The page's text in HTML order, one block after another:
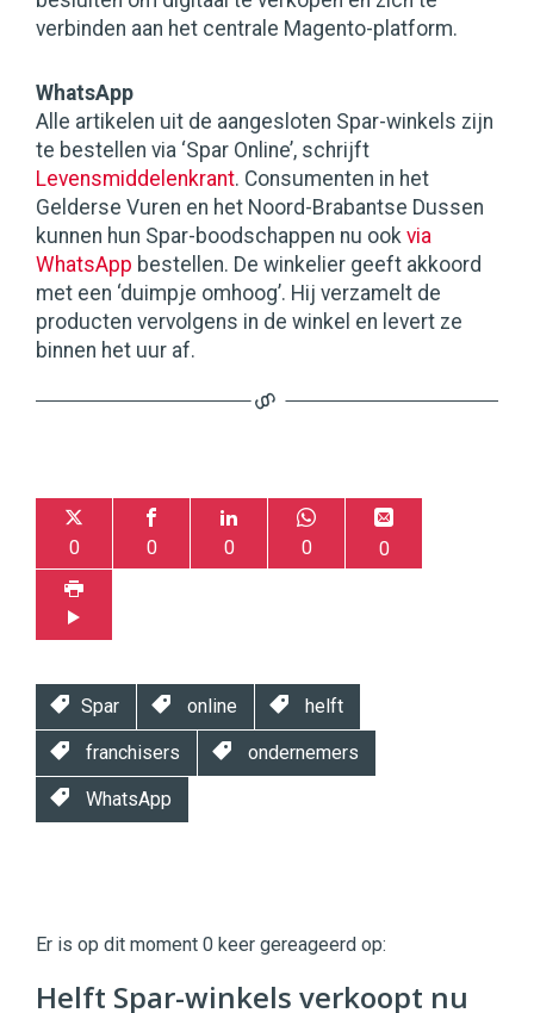
verbinden aan het centrale Magento-platform.
WhatsApp
Alle artikelen uit de aangesloten Spar-winkels zijn
te bestellen via ‘Spar Online’, schrijft
Levensmiddelenkrant. Consumenten in het
Gelderse Vuren en het Noord-Brabantse Dussen
kunnen hun Spar-boodschappen nu ook via
WhatsApp bestellen. De winkelier geeft akkoord
met een ‘duimpje omhoog’. Hij verzamelt de
producten vervolgens in de winkel en levert ze
binnen het uur af.
0 0 0 0 0
Spar online helft
franchisers ondernemers
WhatsApp
|
Digital
Commercehttps://twinklemagazine.nl
Er is op dit moment 0 keer gereageerd op:
Helft Spar-winkels verkoopt nu